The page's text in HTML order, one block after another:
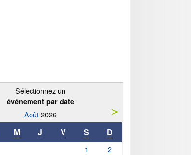
Sélectionnez un
événement par date
Août2026
M J V S D
1
2